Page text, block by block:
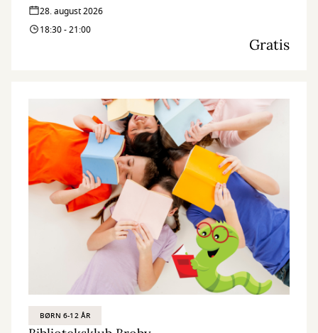
28. august 2026
18:30 - 21:00
Gratis
BØRN 6-12 ÅR